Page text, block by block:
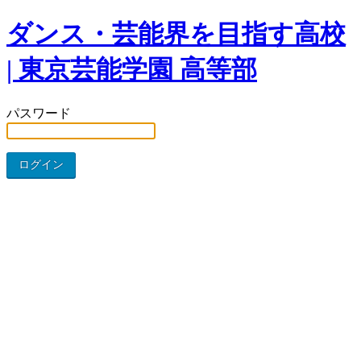
ダンス・芸能界を目指す高校
| 東京芸能学園 高等部
パスワード